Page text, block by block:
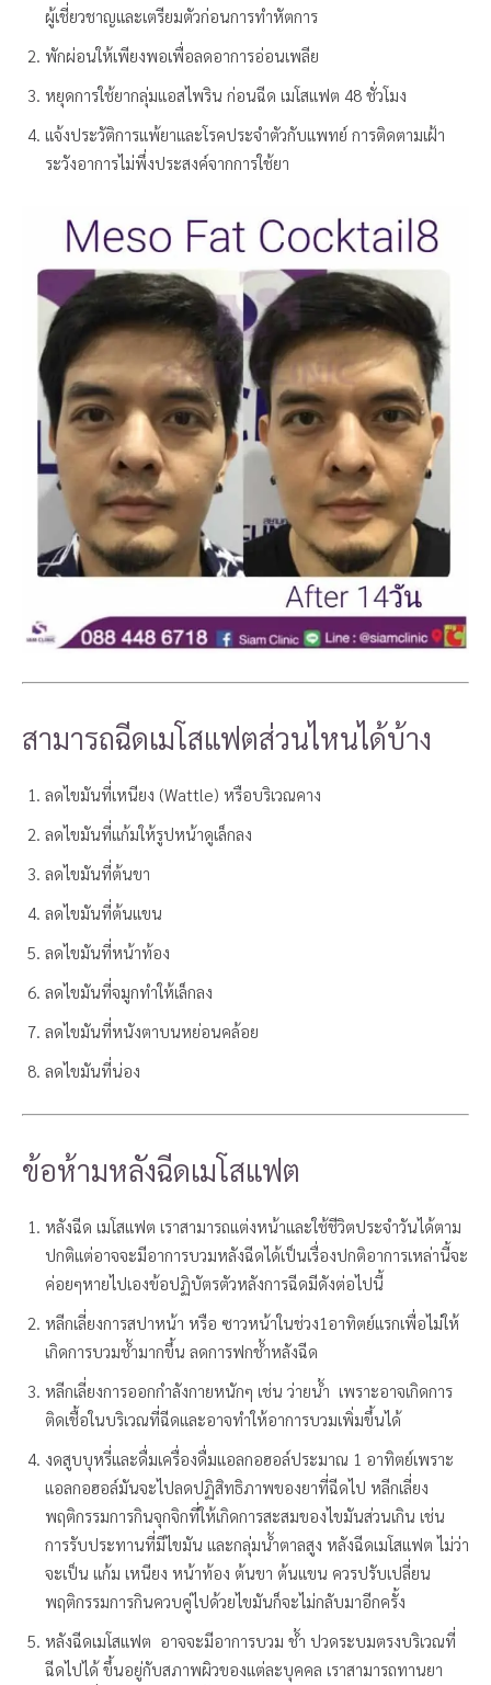
ผู้เชี่ยวชาญและเตรียมตัวก่อนการทำหัตการ
พักผ่อนให้เพียงพอเพื่อลดอาการอ่อนเพลีย
หยุดการใช้ยากลุ่มแอสไพริน ก่อนฉีด เมโสแฟต 48 ชั่วโมง
แจ้งประวัติการแพ้ยาและโรคประจำตัวกับแพทย์ การติดตามเฝ้า
ระวังอาการไม่พึ่งประสงค์จากการใช้ยา
สามารถฉีดเมโสแฟตส่วนไหนได้บ้าง
ลดไขมันที่เหนียง (Wattle) หรือบริเวณคาง
ลดไขมันที่แก้มให้รูปหน้าดูเล็กลง
ลดไขมันที่ต้นขา
ลดไขมันที่ต้นแขน
ลดไขมันที่หน้าท้อง
ลดไขมันที่จมูกทำให้เล็กลง
ลดไขมันที่หนังตาบนหย่อนคล้อย
ลดไขมันที่น่อง
ข้อห้ามหลังฉีดเมโสแฟต
หลังฉีด เมโสแฟต เราสามารถแต่งหน้าและใช้ชีวิตประจำวันได้ตาม
ปกติแต่อาจจะมีอาการบวมหลังฉีดได้เป็นเรื่องปกติอาการเหล่านี้จะ
ค่อยๆหายไปเองข้อปฏิบัตรตัวหลังการฉีดมีดังต่อไปนี้
หลีกเลี่ยงการสปาหน้า หรือ ซาวหน้าในช่วง1อาทิตย์แรกเพื่อไม่ให้
เกิดการบวมช้ำมากขึ้น ลดการฟกช้ำหลังฉีด
หลีกเลี่ยงการออกกำลังกายหนักๆ เช่น ว่ายน้ำ เพราะอาจเกิดการ
ติดเชื้อในบริเวณที่ฉีดและอาจทำให้อาการบวมเพิ่มขึ้นได้
งดสูบบุหรี่และดื่มเครื่องดื่มแอลกอฮอล์ประมาณ 1 อาทิตย์เพราะ
แอลกอฮอล์มันจะไปลดปฏิสิทธิภาพของยาที่ฉีดไป หลีกเลี่ยง
พฤติกรรมการกินจุกจิกที่ให้เกิดการสะสมของไขมันส่วนเกิน เช่น
การรับประทานที่มีไขมัน และกลุ่มน้ำตาลสูง หลังฉีดเมโสแฟต ไม่ว่า
จะเป็น แก้ม เหนียง หน้าท้อง ต้นขา ต้นแขน ควรปรับเปลี่ยน
พฤติกรรมการกินควบคู่ไปด้วยไขมันก็จะไม่กลับมาอีกครั้ง
หลังฉีดเมโสแฟต อาจจะมีอาการบวม ช้ำ ปวดระบมตรงบริเวณที่
ฉีดไปได้ ขึ้นอยู่กับสภาพผิวของแต่ละบุคคล เราสามารถทานยา